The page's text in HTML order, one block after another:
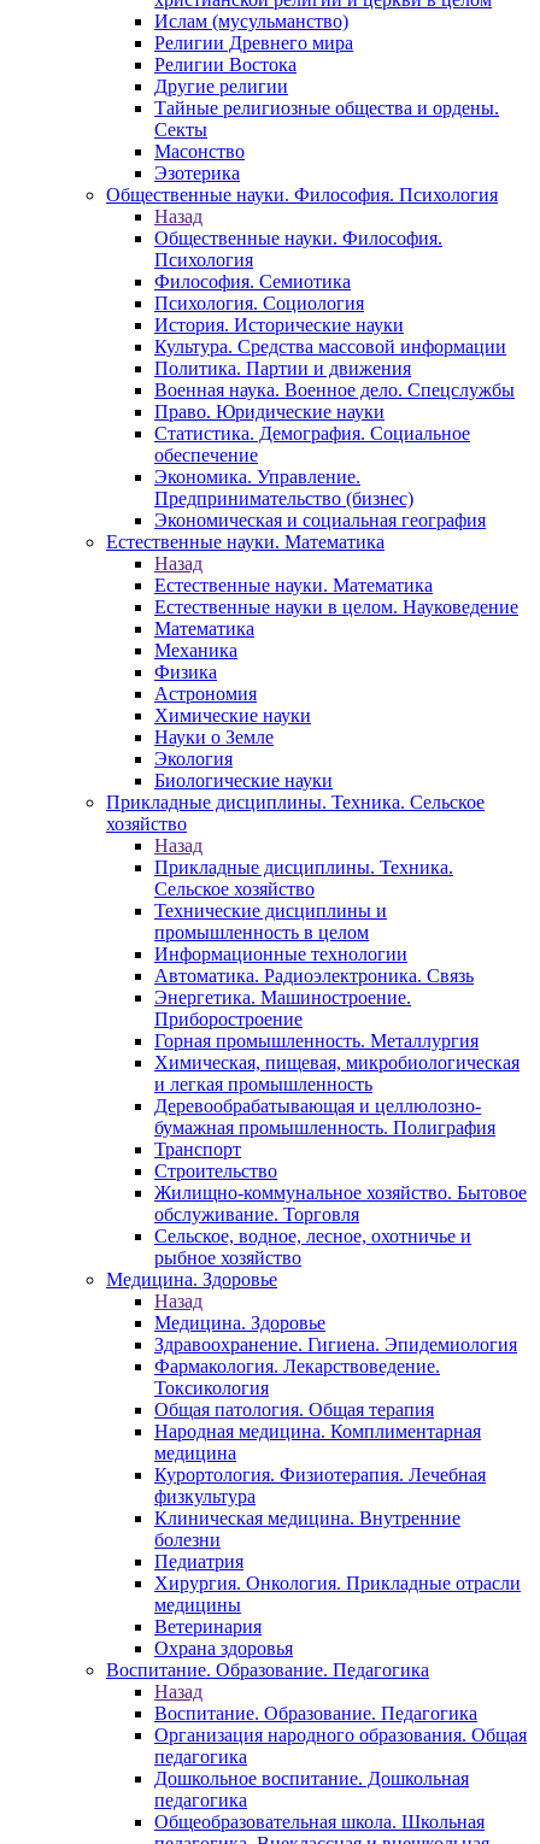
Ислам (мусульманство)
Религии Древнего мира
Религии Востока
Другие религии
Тайные религиозные общества и ордены.
Секты
Масонство
Эзотерика
Общественные науки. Философия. Психология
Назад
Общественные науки. Философия.
Психология
Философия. Семиотика
Психология. Социология
История. Исторические науки
Культура. Средства массовой информации
Политика. Партии и движения
Военная наука. Военное дело. Спецслужбы
Право. Юридические науки
Статистика. Демография. Социальное
обеспечение
Экономика. Управление.
Предпринимательство (бизнес)
Экономическая и социальная география
Естественные науки. Математика
Назад
Естественные науки. Математика
Естественные науки в целом. Науковедение
Математика
Механика
Физика
Астрономия
Химические науки
Науки о Земле
Экология
Биологические науки
Прикладные дисциплины. Техника. Сельское
хозяйство
Назад
Прикладные дисциплины. Техника.
Сельское хозяйство
Технические дисциплины и
промышленность в целом
Информационные технологии
Автоматика. Радиоэлектроника. Связь
Энергетика. Машиностроение.
Приборостроение
Горная промышленность. Металлургия
Химическая, пищевая, микробиологическая
и легкая промышленность
Деревообрабатывающая и целлюлозно-
бумажная промышленность. Полиграфия
Транспорт
Строительство
Жилищно-коммунальное хозяйство. Бытовое
обслуживание. Торговля
Сельское, водное, лесное, охотничье и
рыбное хозяйство
Медицина. Здоровье
Назад
Медицина. Здоровье
Здравоохранение. Гигиена. Эпидемиология
Фармакология. Лекарствоведение.
Токсикология
Общая патология. Общая терапия
Народная медицина. Комплиментарная
медицина
Курортология. Физиотерапия. Лечебная
физкультура
Клиническая медицина. Внутренние
болезни
Педиатрия
Хирургия. Онкология. Прикладные отрасли
медицины
Ветеринария
Охрана здоровья
Воспитание. Образование. Педагогика
Назад
Воспитание. Образование. Педагогика
Организация народного образования. Общая
педагогика
Дошкольное воспитание. Дошкольная
педагогика
Общеобразовательная школа. Школьная